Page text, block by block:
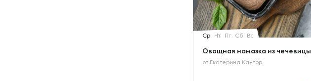
Ср Чт Пт Сб Вс
Овощная намазка из чечевицы
от Екатерина Кантор